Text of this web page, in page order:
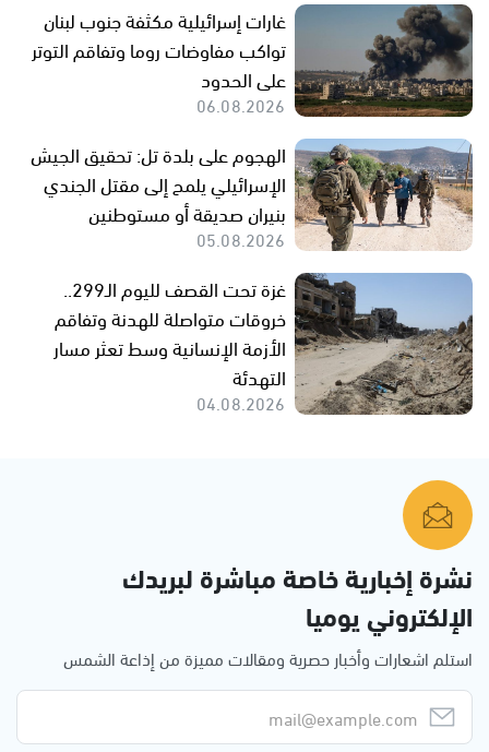
غارات إسرائيلية مكثفة جنوب لبنان
تواكب مفاوضات روما وتفاقم التوتر
على الحدود
06.08.2026
الهجوم على بلدة تل: تحقيق الجيش
الإسرائيلي يلمح إلى مقتل الجندي
بنيران صديقة أو مستوطنين
05.08.2026
غزة تحت القصف لليوم الـ299..
خروقات متواصلة للهدنة وتفاقم
الأزمة الإنسانية وسط تعثر مسار
التهدئة
04.08.2026
نشرة إخبارية خاصة مباشرة لبريدك
الإلكتروني يوميا
استلم اشعارات وأخبار حصرية ومقالات مميزة من إذاعة الشمس